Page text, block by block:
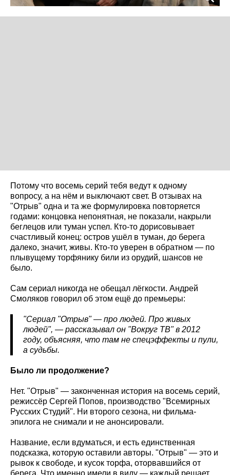
Потому что восемь серий тебя ведут к одному
вопросу, а на нём и выключают свет. В отзывах на
"Отрыв" одна и та же формулировка повторяется
годами: концовка непонятная, не показали, накрыли
беглецов или туман успел. Кто-то дорисовывает
счастливый конец: остров ушёл в туман, до берега
далеко, значит, живы. Кто-то уверен в обратном — по
плывущему торфянику били из орудий, шансов не
было.
Сам сериал никогда не обещал лёгкости. Андрей
Смоляков говорил об этом ещё до премьеры:
"Сериал "Отрыв" — про людей. Про живых
людей", — рассказывал он "Вокруг ТВ" в 2012
году, объясняя, что там не спецэффекты и пули,
а судьбы.
Было ли продолжение?
Нет. "Отрыв" — законченная история на восемь серий,
режиссёр Сергей Попов, производство "Всемирных
Русских Студий". Ни второго сезона, ни фильма-
эпилога не снимали и не анонсировали.
Название, если вдуматься, и есть единственная
подсказка, которую оставили авторы. "Отрыв" — это и
рывок к свободе, и кусок торфа, оторвавшийся от